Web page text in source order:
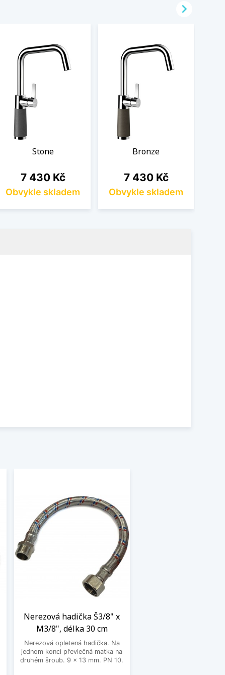
Stone
Cena
7 430 Kč
Obvykle skladem
Bronze
Cena
7 430 Kč
Obvykle skladem

Nerezová hadička Š3/8" x
M3/8", délka 30 cm
Nerezová opletená hadička. Na
jednom konci převlečná matka na
druhém šroub. 9 x 13 mm. PN 10.